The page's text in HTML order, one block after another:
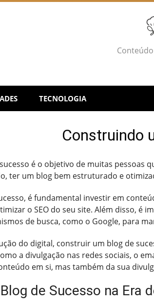
TECNOLOGIA
Construindo
é o objetivo de muitas pessoas
ter um blog bem estruturado e
é fundamental investir em
o SEO do seu site. Além disso, é
de busca, como o Google, para
do digital, construir um blog de
a divulgação nas redes sociais, o
em si, mas também da sua
de Sucesso na Era